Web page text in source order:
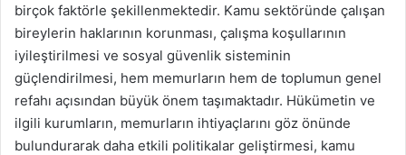
birçok faktörle şekillenmektedir. Kamu sektöründe çalışan
bireylerin haklarının korunması, çalışma koşullarının
iyileştirilmesi ve sosyal güvenlik sisteminin
güçlendirilmesi, hem memurların hem de toplumun genel
refahı açısından büyük önem taşımaktadır. Hükümetin ve
ilgili kurumların, memurların ihtiyaçlarını göz önünde
bulundurarak daha etkili politikalar geliştirmesi, kamu